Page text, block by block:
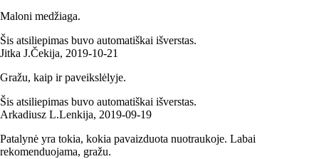
Maloni medžiaga.
Šis atsiliepimas buvo automatiškai išverstas.
Jitka J.Čekija, 2019‑10‑21
Gražu, kaip ir paveikslėlyje.
Šis atsiliepimas buvo automatiškai išverstas.
Arkadiusz L.Lenkija, 2019‑09‑19
Patalynė yra tokia, kokia pavaizduota nuotraukoje. Labai
rekomenduojama, gražu.